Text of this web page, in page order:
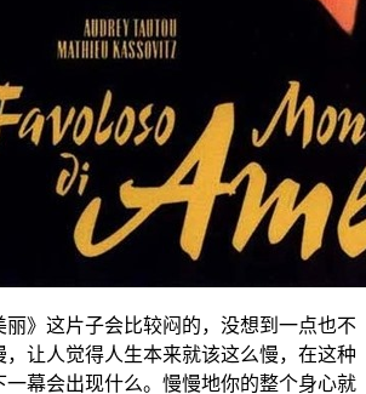
丽》这片子会比较闷的，没想到一点也不
，让人觉得人生本来就该这么慢，在这种
一幕会出现什么。慢慢地你的整个身心就